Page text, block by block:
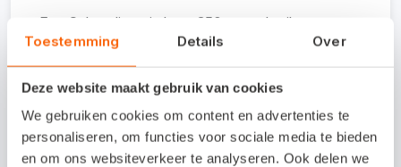
Toestemming Details Over
Deze website maakt gebruik van cookies
We gebruiken cookies om content en advertenties te
personaliseren, om functies voor sociale media te bieden
en om ons websiteverkeer te analyseren. Ook delen we
Een Cubus-licentie kost €50 per gebruiker per
maand.
Interesse in deze
koppeling?